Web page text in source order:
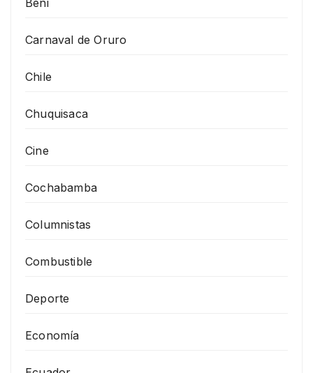
Beni
Carnaval de Oruro
Chile
Chuquisaca
Cine
Cochabamba
Columnistas
Combustible
Deporte
Economía